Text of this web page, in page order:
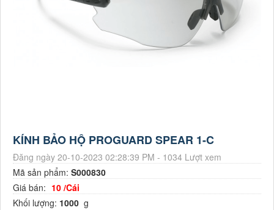
KÍNH BẢO HỘ PROGUARD SPEAR 1-C
Đăng ngày 20-10-2023 02:28:39 PM - 1034 Lượt xem
Mã sản phẩm: S000830
Giá bán: 10 /Cái
Khối lượng: 1000 g